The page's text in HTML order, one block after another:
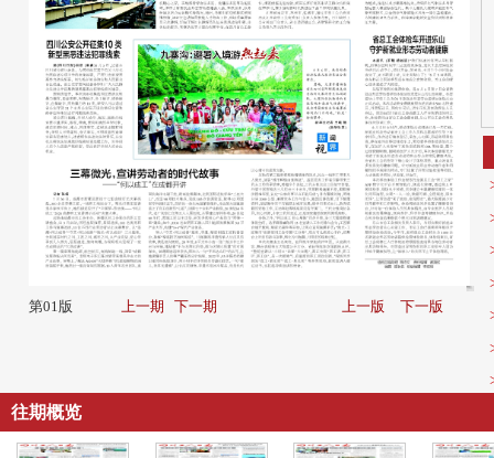
第01版 上一期 下一期 上一版 下一版
往期概览